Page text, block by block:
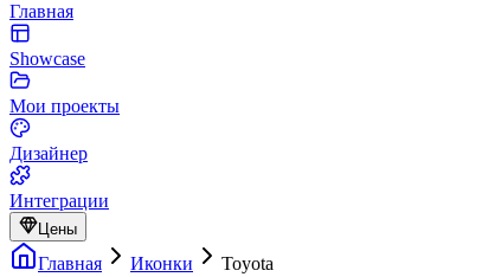
Главная
Showcase
Мои проекты
Дизайнер
Интеграции
Цены
Главная Иконки Toyota